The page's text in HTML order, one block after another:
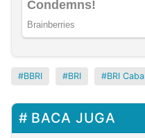
BBRI BRI BRI
BACA JUGA